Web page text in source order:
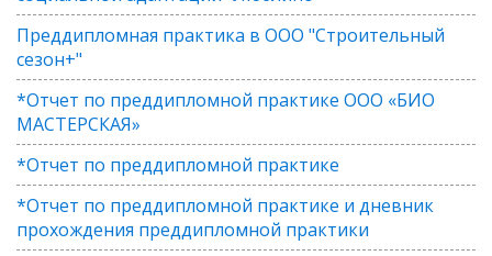
Преддипломная практика в ООО "Строительный
сезон+"
*Отчет по преддипломной практике ООО «БИО
МАСТЕРСКАЯ»
*Отчет по преддипломной практике
*Отчет по преддипломной практике и дневник
прохождения преддипломной практики